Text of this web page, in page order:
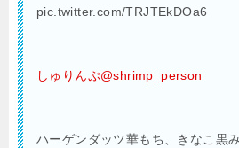
pic.twitter.com/TRJTEkDOa6
しゅりんぷ@shrimp_person
ハーゲンダッツ華もち、きなこ黒